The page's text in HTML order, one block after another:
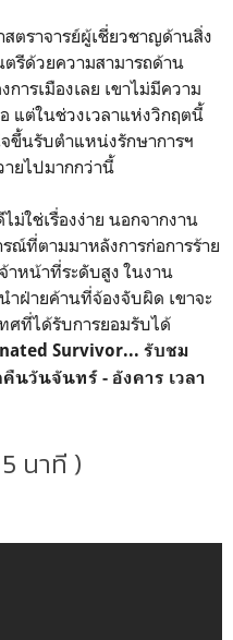
ตราจารย์ผู้เชี่ยวชาญด้านสิ่ง
รีด้วยความสามารถด้าน
ารเมืองเลย เขาไม่มีความ
แต่ในช่วงเวลาแห่งวิกฤตนี้
ขึ้นรับตำแหน่งรักษาการฯ
ยไปมากกว่านี้
ม่ใช่เรื่องง่าย นอกจากงาน
ณ์ที่ตามมาหลังการก่อการร้าย
าหน้าที่ระดับสูง ในงาน
ำฝ่ายค้านที่จ้องจับผิด เขาจะ
ศที่ได้รับการยอมรับได้
Survivor... รับชม
วันจันทร์ - อังคาร เวลา
นาที )